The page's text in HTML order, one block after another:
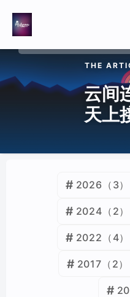
THE
云间
天上
2026 （3）
2024 （2）
2022 （4）
2017 （2）